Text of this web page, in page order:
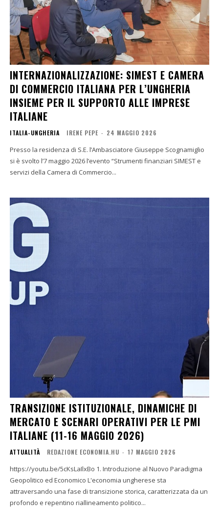
INTERNAZIONALIZZAZIONE: SIMEST E CAMERA
DI COMMERCIO ITALIANA PER L’UNGHERIA
INSIEME PER IL SUPPORTO ALLE IMPRESE
ITALIANE
ITALIA-UNGHERIA IRENE PEPE - 24 MAGGIO 2026
Presso la residenza di S.E. l’Ambasciatore Giuseppe Scognamiglio
si è svolto l’7 maggio 2026 l’evento “Strumenti finanziari SIMEST e
servizi della Camera di Commercio...
TRANSIZIONE ISTITUZIONALE, DINAMICHE DI
MERCATO E SCENARI OPERATIVI PER LE PMI
ITALIANE (11-16 MAGGIO 2026)
ATTUALITÀ REDAZIONE ECONOMIA.HU - 17 MAGGIO 2026
https://youtu.be/5cKsLaIlxBo 1. Introduzione al Nuovo Paradigma
Geopolitico ed Economico L'economia ungherese sta
attraversando una fase di transizione storica, caratterizzata da un
profondo e repentino riallineamento politico...